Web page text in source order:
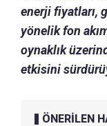
enerji fiyatları,
yönelik fon
oynaklık
etkisini
ÖNERİLEN